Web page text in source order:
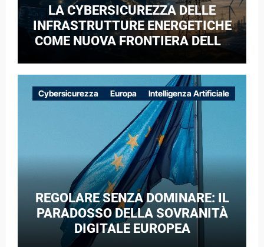
LA CYBERSICUREZZA DELLE
INFRASTRUTTURE ENERGETICHE
COME NUOVA FRONTIERA DELLA
CASO DELLE RETI ELETTRICHE
EUROPEE NEL CONTESTO DELLA
GUERRA IBRIDA
Cybersicurezza Europa Intelligenza Artificiale
REGOLARE SENZA DOMINARE: IL
PARADOSSO DELLA SOVRANITÀ
DIGITALE EUROPEA